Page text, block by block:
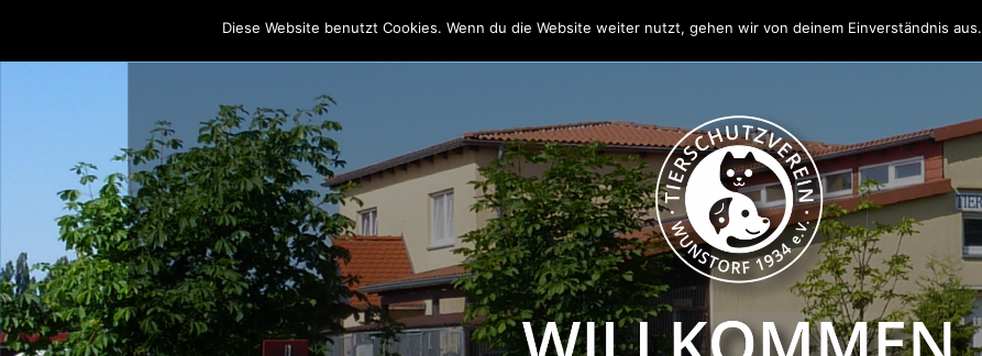
Diese Website benutzt Cookies. Wenn du die Website weiter nutzt, gehen wir von deinem Einverständnis aus.